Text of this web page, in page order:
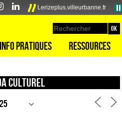
Lerizeplus.villeurbanne.fr
Info pratiques Ressources
culturel